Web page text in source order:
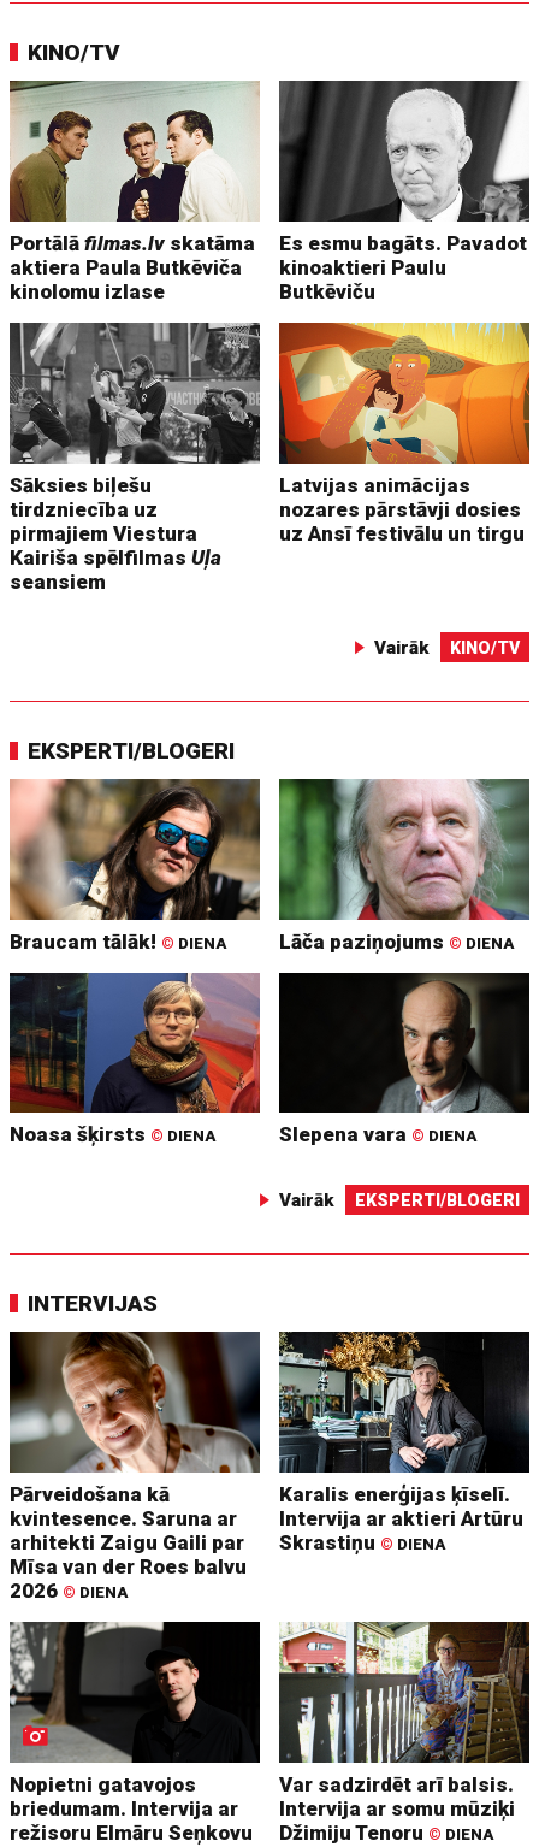
KINO/TV
Portālāfilmas.lv skatāma
aktiera Paula Butkēviča
kinolomu izlase
Es esmu bagāts. Pavadot
kinoaktieri Paulu
Butkēviču
Sāksies biļešu
tirdzniecība uz
pirmajiem Viestura
Kairiša spēlfilmasUļa
seansiem
Latvijas animācijas
nozares pārstāvji dosies
uz Ansī festivālu un tirgu
Vairāk KINO/TV
EKSPERTI/BLOGERI
Braucam tālāk! © DIENA Lāča paziņojums © DIENA
Noasa šķirsts © DIENA Slepena vara © DIENA
Vairāk EKSPERTI/BLOGERI
INTERVIJAS
Pārveidošana kā
kvintesence. Saruna ar
arhitekti Zaigu Gaili par
Mīsa van der Roes balvu
2026 © DIENA
Karalis enerģijas ķīselī.
Intervija ar aktieri Artūru
Skrastiņu © DIENA
Nopietni gatavojos
briedumam. Intervija ar
režisoru Elmāru Seņkovu
Var sadzirdēt arī balsis.
Intervija ar somu mūziķi
Džimiju Tenoru © DIENA